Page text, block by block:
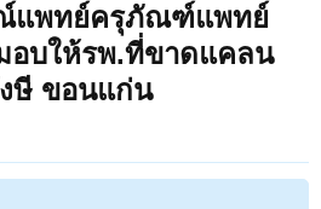
แพทย์ครุภัณฑ์แพทย์
บให้รพ.ที่ขาดแคลน
ษี ขอนแก่น